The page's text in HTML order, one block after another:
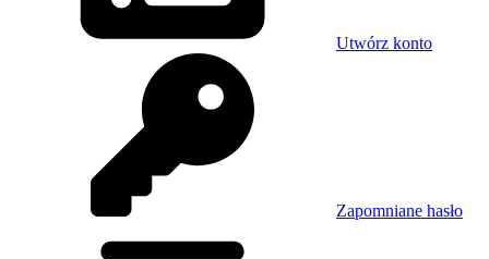
Utwórz konto
Zapomniane hasło